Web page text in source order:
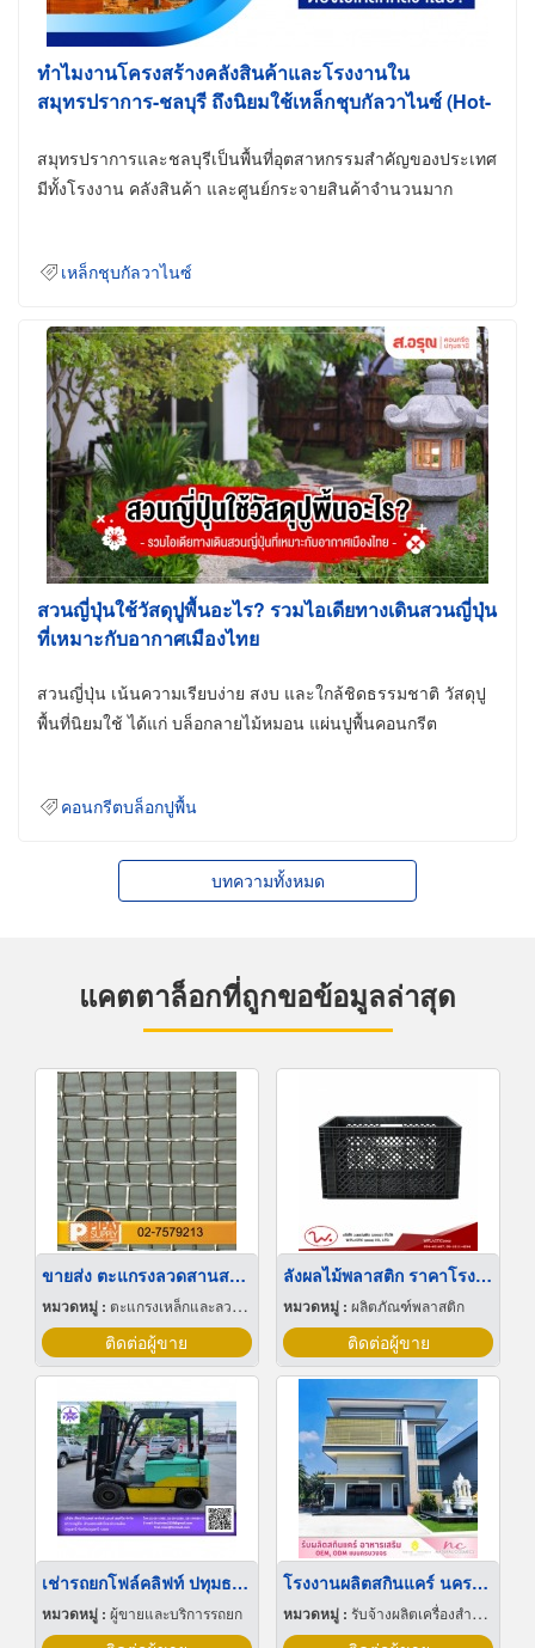
ทำไมงานโครงสร้างคลังสินค้าและโรงงานใน
สมุทรปราการ-ชลบุรี ถึงนิยมใช้เหล็กชุบกัลวาไนซ์ (Hot-
สมุทรปราการและชลบุรีเป็นพื้นที่อุตสาหกรรมสำคัญของประเทศ
มีทั้งโรงงาน คลังสินค้า และศูนย์กระจายสินค้าจำนวนมาก
เหล็กชุบกัลวาไนซ์
สวนญี่ปุ่นใช้วัสดุปูพื้นอะไร? รวมไอเดียทางเดินสวนญี่ปุ่น
ที่เหมาะกับอากาศเมืองไทย
สวนญี่ปุ่น เน้นความเรียบง่าย สงบ และใกล้ชิดธรรมชาติ วัสดุปู
พื้นที่นิยมใช้ ได้แก่ บล็อกลายไม้หมอน แผ่นปูพื้นคอนกรีต
คอนกรีตบล็อกปูพื้น
บทความทั้งหมด
แคตตาล็อกที่ถูกขอข้อมูลล่าสุด
ขายส่ง ตะแกรงลวดสานสแตนเลส
หมวดหมู่ : ตะแกรงเหล็กและลวดตาข่าย
ติดต่อผู้ขาย
ลังผลไม้พลาสติก ราคาโรงงาน
หมวดหมู่ : ผลิตภัณฑ์พลาสติก
ติดต่อผู้ขาย
เช่ารถยกโฟล์คลิฟท์ ปทุมธานี
หมวดหมู่ : ผู้ขายและบริการรถยก
โรงงานผลิตสกินแคร์ นครปฐม
หมวดหมู่ : รับจ้างผลิตเครื่องสำอาง